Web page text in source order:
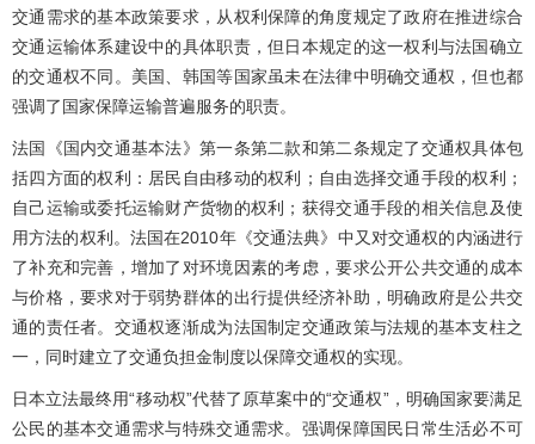
交通需求的基本政策要求，从权利保障的角度规定了政府在推进综合
交通运输体系建设中的具体职责，但日本规定的这一权利与法国确立
的交通权不同。美国、韩国等国家虽未在法律中明确交通权，但也都
强调了国家保障运输普遍服务的职责。
法国《国内交通基本法》第一条第二款和第二条规定了交通权具体包
括四方面的权利：居民自由移动的权利；自由选择交通手段的权利；
自己运输或委托运输财产货物的权利；获得交通手段的相关信息及使
用方法的权利。法国在2010年《交通法典》中又对交通权的内涵进行
了补充和完善，增加了对环境因素的考虑，要求公开公共交通的成本
与价格，要求对于弱势群体的出行提供经济补助，明确政府是公共交
通的责任者。交通权逐渐成为法国制定交通政策与法规的基本支柱之
一，同时建立了交通负担金制度以保障交通权的实现。
日本立法最终用“移动权”代替了原草案中的“交通权”，明确国家要满足
公民的基本交通需求与特殊交通需求。强调保障国民日常生活必不可